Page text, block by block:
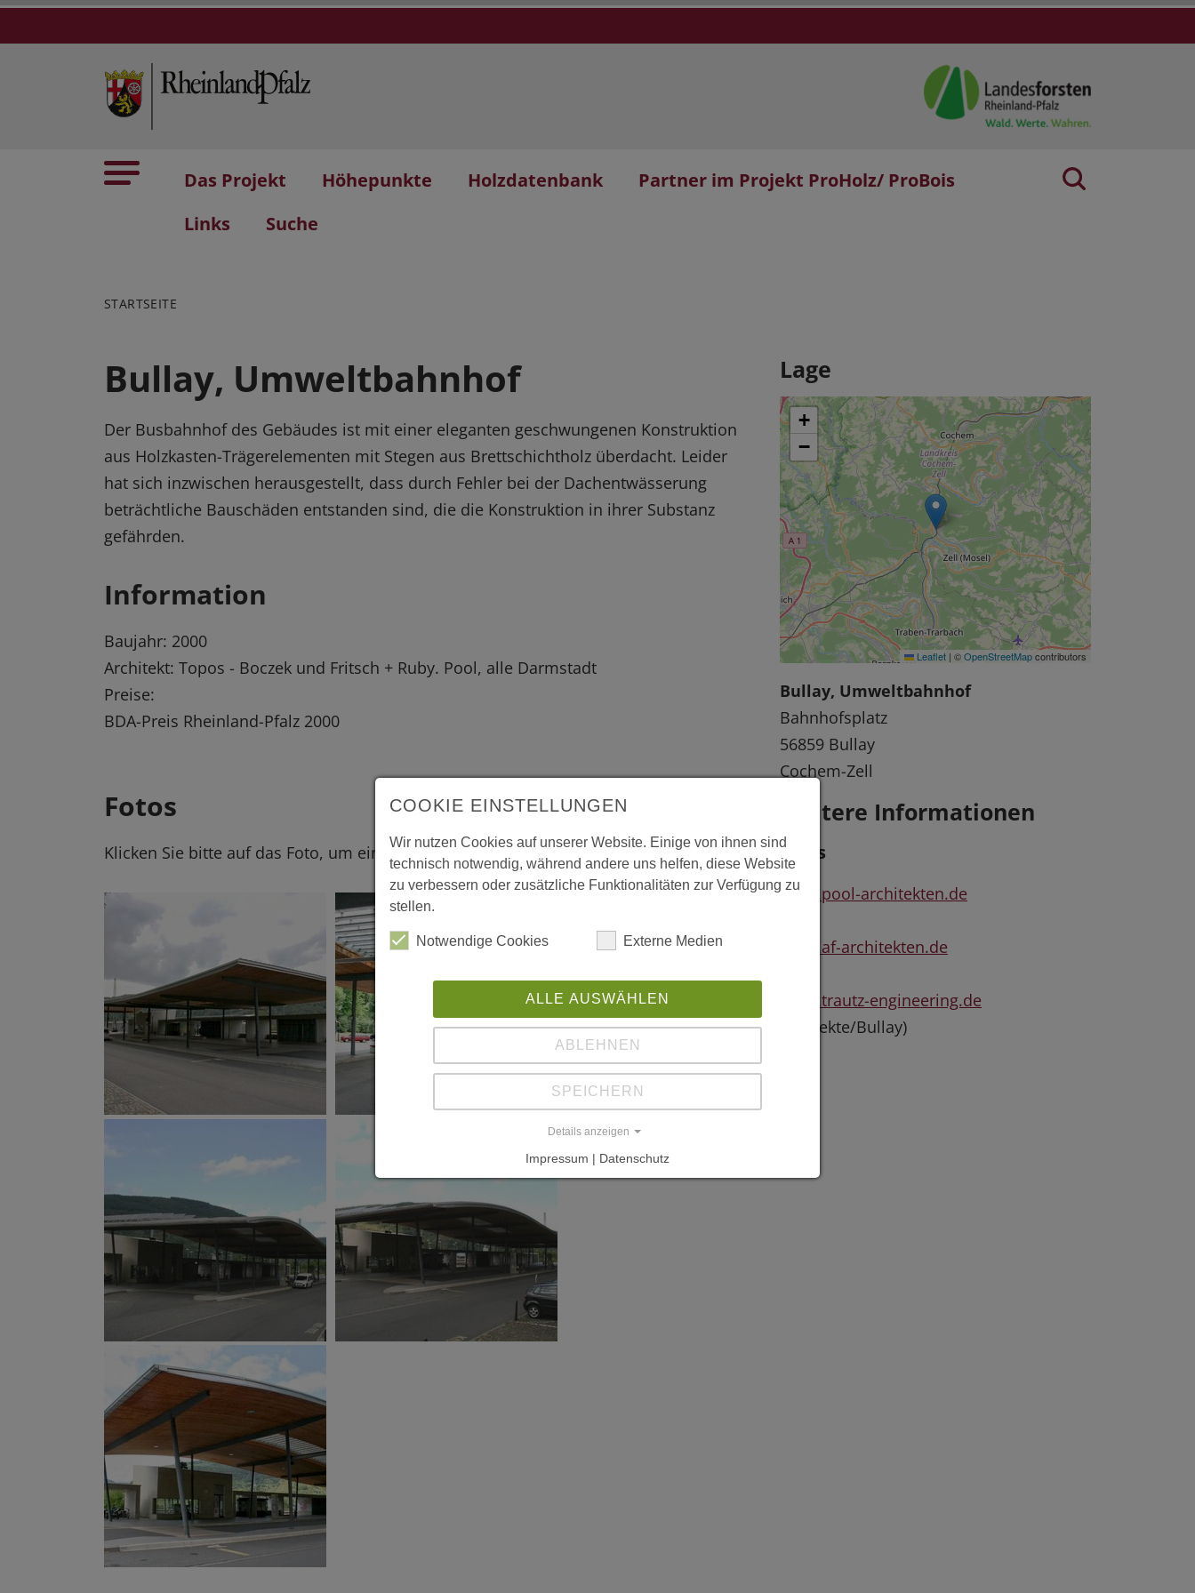
Das Projekt Höhepunkte Holzdatenbank
Partner im Projekt ProHolz/ ProBois
Links
Suche
STARTSEITE
Bullay, Umweltbahnhof
Der Busbahnhof des Gebäudes ist mit einer eleganten geschwungenen Konstruktion
aus Holzkasten-Trägerelementen mit Stegen aus Brettschichtholz überdacht. Leider
hat sich inzwischen herausgestellt, dass durch Fehler bei der Dachentwässerung
beträchtliche Bauschäden entstanden sind, die die Konstruktion in ihrer Substanz
gefährden.
Information
Baujahr: 2000
Architekt: Topos - Boczek und Fritsch + Ruby. Pool, alle Darmstadt
Preise:
BDA-Preis Rheinland-Pfalz 2000
Fotos
Klicken Sie bitte auf das Foto, um eine vergrößerte Darstellung zu erhalten.
Lage
+
−
Leaflet | ©OpenStreetMapcontributors
Bullay, Umweltbahnhof
Bahnhofsplatz
56859 Bullay
Cochem-Zell
Weitere Informationen
Links
www.pool-architekten.de
www.af-architekten.de
www.trautz-engineering.de
(Projekte/Bullay)
COOKIE EINSTELLUNGEN
Wir nutzen Cookies auf unserer Website. Einige von ihnen sind
technisch notwendig, während andere uns helfen, diese Website
zu verbessern oder zusätzliche Funktionalitäten zur Verfügung zu
stellen.
Notwendige Cookies Externe Medien
ALLE AUSWÄHLEN
ABLEHNEN
SPEICHERN
Details anzeigen
Impressum | Datenschutz